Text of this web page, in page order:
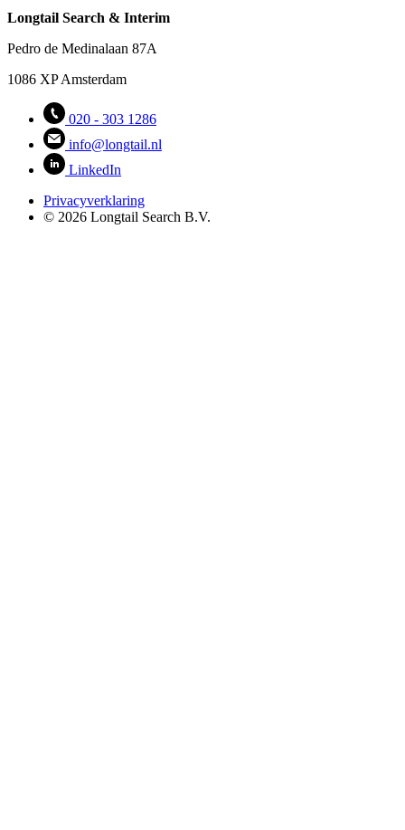
Longtail Search & Interim
Pedro de Medinalaan 87A
1086 XP Amsterdam
020 - 303 1286
info@longtail.nl
LinkedIn
Privacyverklaring
© 2026 Longtail Search B.V.